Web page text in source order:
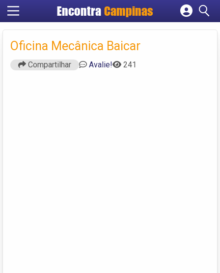
Encontra Campinas
Cadastrar empresa
Criar conta
Oficina Mecânica Baicar
Compartilhar Avalie! 241